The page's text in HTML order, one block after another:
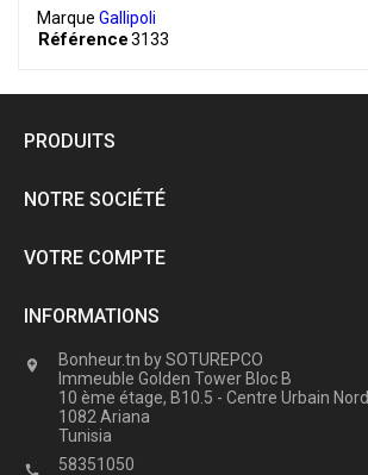
Marque Gallipoli
Référence3133
PRODUITS
NOTRE SOCIÉTÉ
VOTRE COMPTE
INFORMATIONS

Bonheur.tn by SOTUREPCO
Immeuble Golden Tower Bloc B
10 ème étage, B10.5 - Centre Urbain Nord
1082 Ariana
Tunisia
 58351050